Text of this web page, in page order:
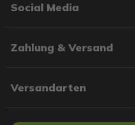
Social Media
Zahlung & Versand
Versandarten